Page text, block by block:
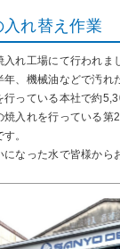
れ替え作業
れ工場にて行われま
年、機械油などで汚
っている本社で約
焼入れを行っている
。
になった水で皆様か